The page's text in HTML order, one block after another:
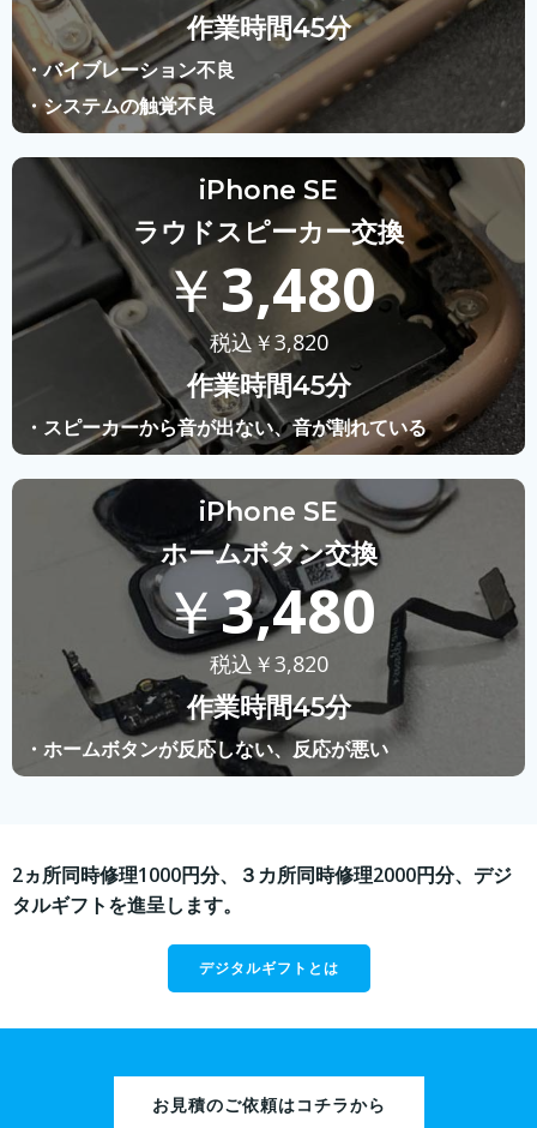
作業時間45分
・バイブレーション不良
・システムの触覚不良
iPhone SE
ラウドスピーカー交換
￥3,480
税込￥3,820
作業時間45分
・スピーカーから音が出ない、音が割れている
iPhone SE
ホームボタン交換
￥3,480
税込￥3,820
作業時間45分
・ホームボタンが反応しない、反応が悪い
2ヵ所同時修理1000円分、３カ所同時修理2000円分、デジ
タルギフトを進呈します。
デジタルギフトとは
お見積のご依頼はコチラから